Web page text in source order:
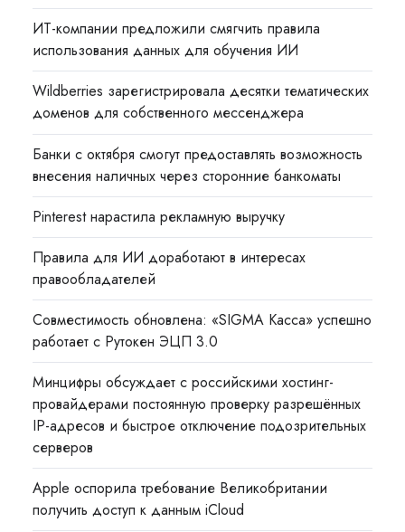
ИТ-компании предложили смягчить правила
использования данных для обучения ИИ
Wildberries зарегистрировала десятки тематических
доменов для собственного мессенджера
Банки с октября смогут предоставлять возможность
внесения наличных через сторонние банкоматы
Pinterest нарастила рекламную выручку
Правила для ИИ доработают в интересах
правообладателей
Совместимость обновлена: «SIGMA Касса» успешно
работает с Рутокен ЭЦП 3.0
Минцифры обсуждает с российскими хостинг-
провайдерами постоянную проверку разрешённых
IP-адресов и быстрое отключение подозрительных
серверов
Apple оспорила требование Великобритании
получить доступ к данным iCloud